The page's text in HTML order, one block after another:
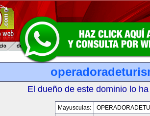
El dueño de este dominio lo
Mayusculas: